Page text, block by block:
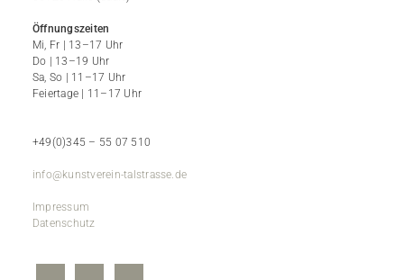
Öffnungszeiten
Mi, Fr | 13–17 Uhr
Do | 13–19 Uhr
Sa, So | 11–17 Uhr
Feiertage | 11–17 Uhr
+49(0)345 – 55 07 510
info@kunstverein-talstrasse.de
Impressum
Datenschutz